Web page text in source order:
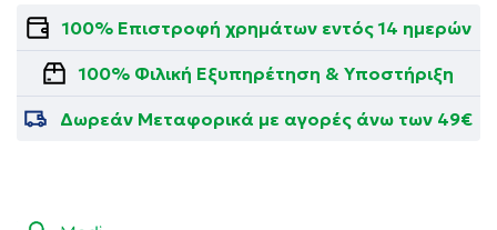
100% Επιστροφή χρημάτων εντός 14 ημερών
100% Φιλική Εξυπηρέτηση & Υποστήριξη
Δωρεάν Μεταφορικά με αγορές άνω των 49€